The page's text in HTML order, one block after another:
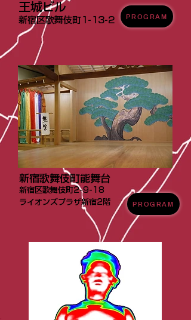
王城ビル
新宿区歌舞伎町1-13-2 PROGRAM
新宿歌舞伎町能舞台
新宿区歌舞伎町2-9-18
ライオンズプラザ新宿2階
PROGRAM